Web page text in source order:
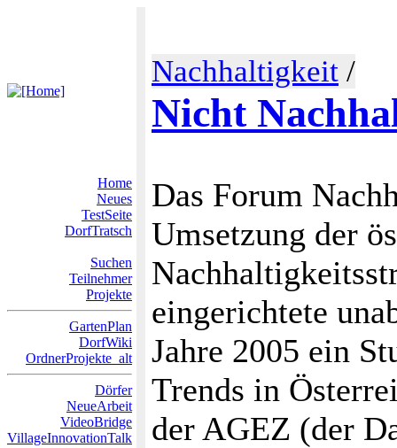
Nachhaltigkeit /
Nicht
Home
Neues
TestSeite
DorfTratsch
Suchen
Teilnehmer
Projekte
GartenPlan
DorfWiki
OrdnerProjekte_alt
Dörfer
NeueArbeit
VideoBridge
VillageInnovationTalk
Das Forum
Umsetzung der
eingerichtete
Jahre 2005 ein
Trends in
der AGEZ (der